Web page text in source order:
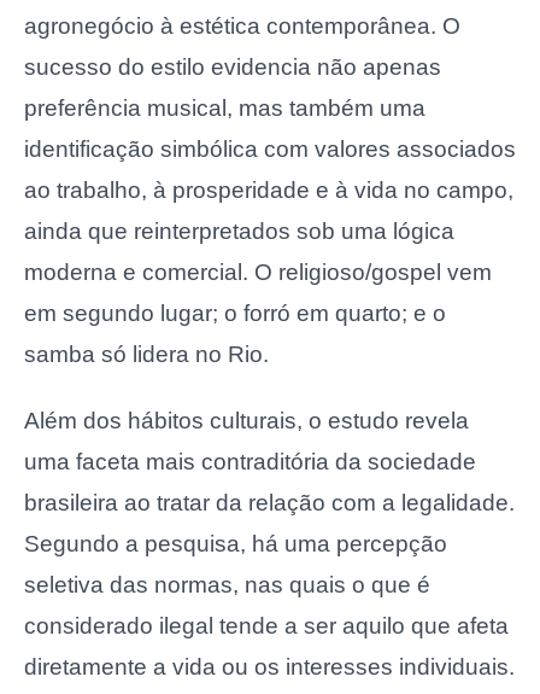
agronegócio à estética contemporânea. O
sucesso do estilo evidencia não apenas
preferência musical, mas também uma
identificação simbólica com valores associados
ao trabalho, à prosperidade e à vida no campo,
ainda que reinterpretados sob uma lógica
moderna e comercial. O religioso/gospel vem
em segundo lugar; o forró em quarto; e o
samba só lidera no Rio.
Além dos hábitos culturais, o estudo revela
uma faceta mais contraditória da sociedade
brasileira ao tratar da relação com a legalidade.
Segundo a pesquisa, há uma percepção
seletiva das normas, nas quais o que é
considerado ilegal tende a ser aquilo que afeta
diretamente a vida ou os interesses individuais.